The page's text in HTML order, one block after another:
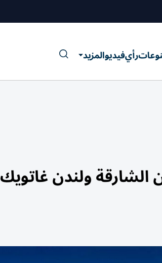
رأيفيديوالمزيد
الشارقة ولندن غاتويك